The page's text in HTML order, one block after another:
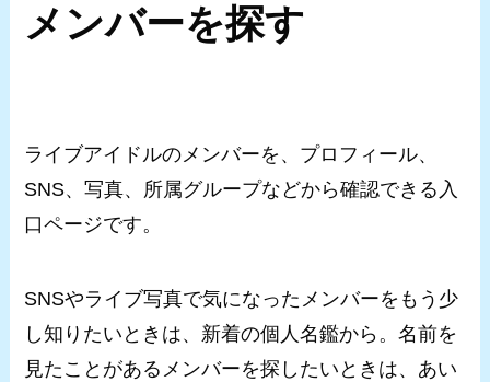
メンバーを探す
ライブアイドルのメンバーを、プロフィール、
SNS、写真、所属グループなどから確認できる入
口ページです。
SNSやライブ写真で気になったメンバーをもう少
し知りたいときは、新着の個人名鑑から。名前を
見たことがあるメンバーを探したいときは、あい